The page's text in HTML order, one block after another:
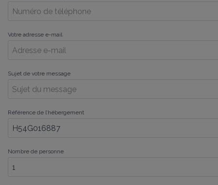
Votre adresse e-mail
Sujet de votre message
Référence de l’hébergement
Nombre de personne